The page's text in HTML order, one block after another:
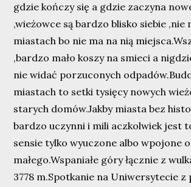
gdzie kończy się a gdzie zaczyna
,wieżowce są bardzo blisko siebie ,nie
miastach bo nie ma na nią
,bardzo mało koszy na smieci a
nie widać porzuconych
miastach to setki tysięcy nowych
starych domów.Jakby miasta bez
bardzo uczynni i mili aczkolwiek jest
sensie tylko wyuczone albo wpojone
małego.Wspaniałe góry łącznie z
3778 m.Spotkanie na Uniwersytecie